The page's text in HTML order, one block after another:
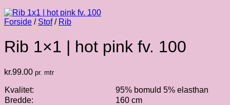
Forside / Stof / Rib
Rib 1×1 | hot pink fv. 100
kr.99.00 pr. mtr
Kvalitet:
95% bomuld 5% elasthan
Bredde:
160 cm